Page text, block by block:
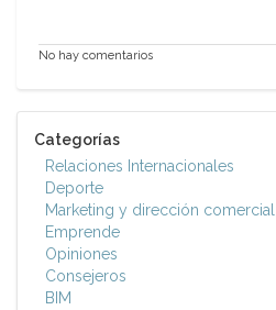
No hay comentarios
Categorías
Relaciones Internacionales
Deporte
Marketing y dirección comercial
Emprende
Opiniones
Consejeros
BIM